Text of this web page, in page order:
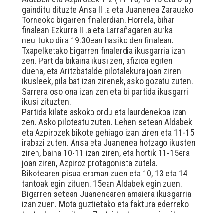
gainditu dituzte Ansa II .a eta Juanenea Zarauzko
Torneoko bigarren finalerdian. Horrela, bihar
finalean Ezkurra II .a eta Larrañagaren aurka
neurtuko dira 19:30ean hasiko den finalean.
Txapelketako bigarren finalerdia ikusgarria izan
zen. Partida bikaina ikusi zen, afizioa egiten
duena, eta Aritzbatalde pilotalekura joan ziren
ikusleek, pila bat izan zirenek, asko gozatu zuten.
Sarrera oso ona izan zen eta bi partida ikusgarri
ikusi zituzten.
Partida kilate askoko ordu eta laurdenekoa izan
zen. Asko piloteatu zuten. Lehen setean Aldabek
eta Azpirozek bikote gehiago izan ziren eta 11-15
irabazi zuten. Ansa eta Juanenea hotzago ikusten
ziren, baina 10-11 izan ziren, eta hortik 11-15era
joan ziren, Azpiroz protagonista zutela.
Bikotearen pisua eraman zuen eta 10, 13 eta 14
tantoak egin zituen. 15ean Aldabek egin zuen.
Bigarren setean Juanenearen amaiera ikusgarria
izan zuen. Mota guztietako eta faktura ederreko